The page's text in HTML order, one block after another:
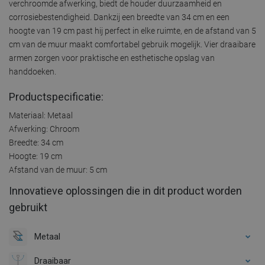
verchroomde afwerking, biedt de houder duurzaamheid en
corrosiebestendigheid. Dankzij een breedte van 34 cm en een
hoogte van 19 cm past hij perfect in elke ruimte, en de afstand van 5
cm van de muur maakt comfortabel gebruik mogelijk. Vier draaibare
armen zorgen voor praktische en esthetische opslag van
handdoeken.
Productspecificatie:
Materiaal: Metaal
Afwerking: Chroom
Breedte: 34 cm
Hoogte: 19 cm
Afstand van de muur: 5 cm
Innovatieve oplossingen die in dit product worden
gebruikt
Metaal
Draaibaar